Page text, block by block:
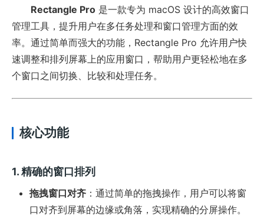
Rectangle Pro 是一款专为 macOS 设计的高效窗口
管理工具，提升用户在多任务处理和窗口管理方面的效
率。通过简单而强大的功能，Rectangle Pro 允许用户快
速调整和排列屏幕上的应用窗口，帮助用户更轻松地在多
个窗口之间切换、比较和处理任务。
核心功能
1. 精确的窗口排列
拖拽窗口对齐 ：通过简单的拖拽操作，用户可以将窗
口对齐到屏幕的边缘或角落，实现精确的分屏操作。